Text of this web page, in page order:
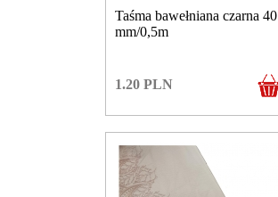
Taśma bawełniana czarna 40
mm/0,5m
1.20 PLN